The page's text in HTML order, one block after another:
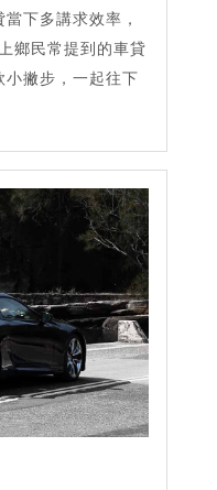
下多講求效率，
鄉民常提到的車貸
撇步，一起往下